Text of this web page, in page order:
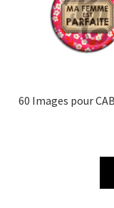
60 Images pour